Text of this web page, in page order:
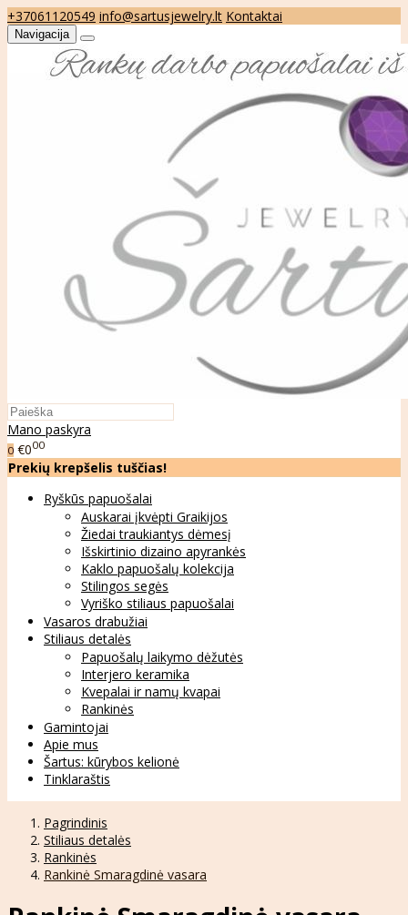
+37061120549 info@sartusjewelry.lt Kontaktai
Navigacija
Mano paskyra
0 €000
Prekių krepšelis tuščias!
Ryškūs papuošalai
Auskarai įkvėpti Graikijos
Žiedai traukiantys dėmesį
Išskirtinio dizaino apyrankės
Kaklo papuošalų kolekcija
Stilingos segės
Vyriško stiliaus papuošalai
Vasaros drabužiai
Stiliaus detalės
Papuošalų laikymo dėžutės
Interjero keramika
Kvepalai ir namų kvapai
Rankinės
Gamintojai
Apie mus
Šartus: kūrybos kelionė
Tinklaraštis
Pagrindinis
Stiliaus detalės
Rankinės
Rankinė Smaragdinė vasara